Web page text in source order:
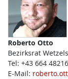
Roberto Otto
Bezirksrat
Tel: +43 664
E-Mail: